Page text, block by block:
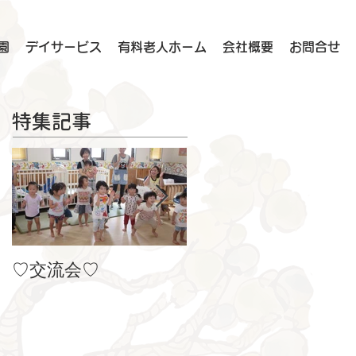
デイサービス 有料老人ホーム 会社概要 お問合せ
特集記事
♡交流会♡